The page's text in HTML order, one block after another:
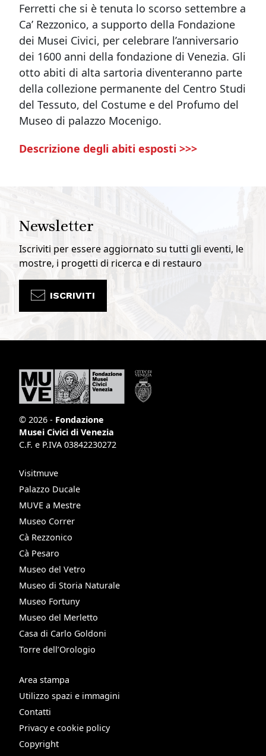
Ferretti che si è tenuta lo scorso settembre a
Ca’ Rezzonico, a supporto della Fondazione
dei Musei Civici, per celebrare l’anniversario
dei 1600 anni della fondazione di Venezia. Gli
otto abiti di alta sartoria diventeranno parte
della collezione permanente del Centro Studi
del Tessuto, del Costume e del Profumo del
Museo di palazzo Mocenigo.
Descrizione degli abiti esposti >>>
Newsletter
Iscriviti per essere aggiornato su tutti gli eventi, le
mostre, i progetti di ricerca e di restauro
ISCRIVITI
© 2026 - Fondazione
Musei Civici di Venezia
C.F. e P.IVA 03842230272
Visitmuve
Palazzo Ducale
MUVE a Mestre
Museo Correr
Cà Rezzonico
Cà Pesaro
Museo del Vetro
Museo di Storia Naturale
Museo Fortuny
Museo del Merletto
Casa di Carlo Goldoni
Torre dell’Orologio
Area stampa
Utilizzo spazi e immagini
Contatti
Privacy e cookie policy
Copyright